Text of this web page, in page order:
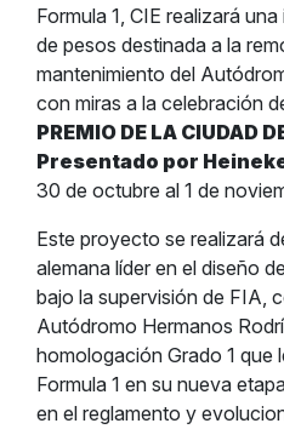
Formula 1, CIE realizará
de pesos destinada a la
mantenimiento del
con miras a la celebración
PREMIO DE LA CIUDAD
Presentado por
30 de octubre al 1 de
Este proyecto se realizará
alemana líder en el diseño
bajo la supervisión de FIA,
Autódromo Hermanos
homologación Grado 1 que
Formula 1 en su nueva
en el reglamento y